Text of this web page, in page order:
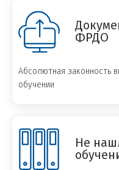
ФРДО
Абсолютная законность
обучении
Не